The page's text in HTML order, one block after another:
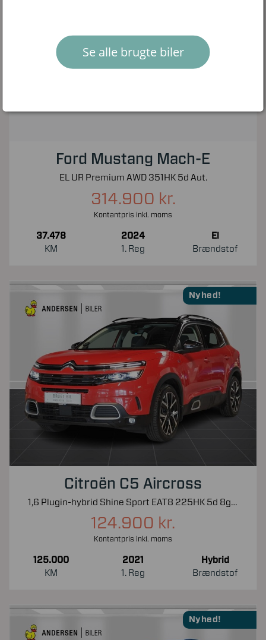
Ford Mustang Mach-E
EL UR Premium AWD 351HK 5d Aut.
314.900 kr.
Kontantpris inkl. moms
37.478
KM
2024
1. Reg
El
Brændstof
Nyhed!
Citroën C5 Aircross
1,6 Plugin-hybrid Shine Sport EAT8 225HK 5d 8g Aut.
124.900 kr.
Kontantpris inkl. moms
125.000
KM
2021
1. Reg
Hybrid
Brændstof
Nyhed!
Se alle brugte biler